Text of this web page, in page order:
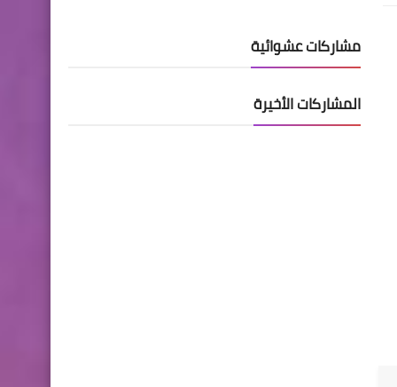
مشاركات عشوائية
المشاركات الأخيرة